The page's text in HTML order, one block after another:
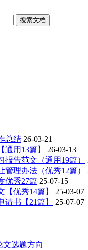
总结 26-03-21
通用13篇】
26-03-13
报告范文（通用19篇）
管理办法（优秀12篇）
优秀27篇 25-07-15
【优秀14篇】
25-03-07
请书【21篇】
25-07-07
文选题方向